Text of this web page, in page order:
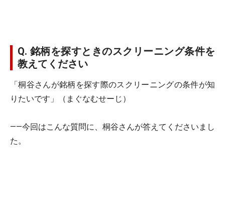
Q. 銘柄を探すときのスクリーニング条件を
教えてください
「桐谷さんが銘柄を探す際のスクリーニングの条件が知
りたいです」（まぐなむせーじ）
――今回はこんな質問に、桐谷さんが答えてくださいまし
た。